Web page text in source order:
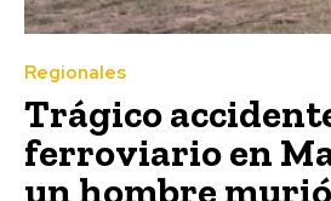
Regionales
Trágico
ferroviario en
un hombre